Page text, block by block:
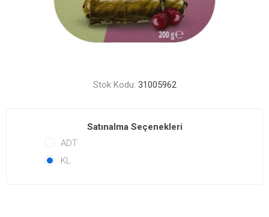
Stok Kodu: 31005962
Satınalma Seçenekleri
ADT
KL